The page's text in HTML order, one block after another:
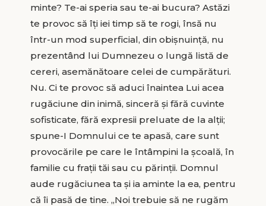
minte? Te-ai speria sau te-ai bucura? Astăzi
te provoc să îți iei timp să te rogi, însă nu
într-un mod superficial, din obișnuință, nu
prezentând lui Dumnezeu o lungă listă de
cereri, asemănătoare celei de cumpărături.
Nu. Ci te provoc să aduci înaintea Lui acea
rugăciune din inimă, sinceră și fără cuvinte
sofisticate, fără expresii preluate de la alții;
spune-I Domnului ce te apasă, care sunt
provocările pe care le întâmpini la școală, în
familie cu frații tăi sau cu părinții. Domnul
aude rugăciunea ta și ia aminte la ea, pentru
că îi pasă de tine. „Noi trebuie să ne rugăm